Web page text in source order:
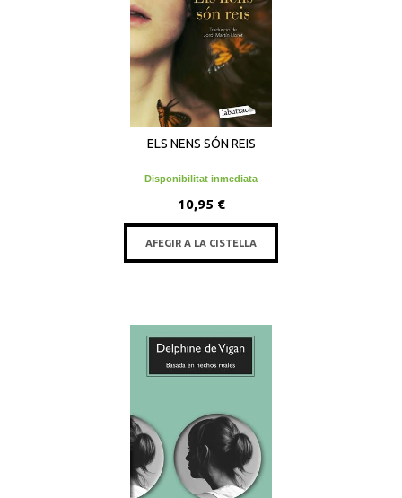
ELS NENS SÓN REIS
Disponibilitat inmediata
10,95 €
AFEGIR A LA CISTELLA